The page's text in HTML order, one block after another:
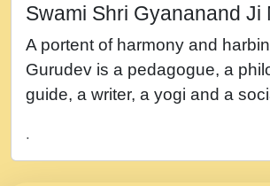
नह भरस रह लडडल... अपन खट
सहर चरण क .....mp3
बगड नसब कसन सवर तर बगर Shri
shastri ji maharaj.mp3
Swami Shri Gyananand Ji
A portent of harmony and
Gurudev is a pedagogue, a
guide, a writer, a yogi and a
.